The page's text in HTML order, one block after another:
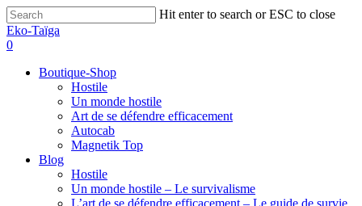
Hit enter to search or ESC to close
Eko-Taïga
0
Boutique-Shop
Hostile
Un monde hostile
Art de se défendre efficacement
Autocab
Magnetik Top
Blog
Hostile
Un monde hostile – Le survivalisme
L’art de se défendre efficacement – Le guide de survie